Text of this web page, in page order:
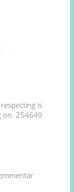
is
on. 254649